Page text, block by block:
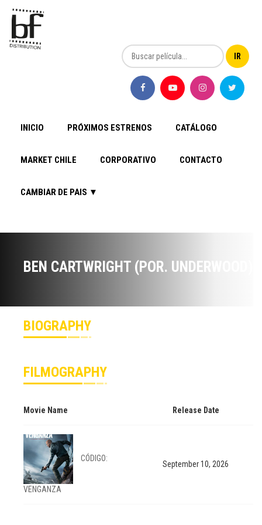
INICIO PRÓXIMOS ESTRENOS CATÁLOGO
MARKET CHILE CORPORATIVO CONTACTO
CAMBIAR DE PAIS ▼
BEN CARTWRIGHT (POR. UNDERWOOD)
BIOGRAPHY
FILMOGRAPHY
Movie Name Release Date
CÓDIGO:
VENGANZA
September 10, 2026